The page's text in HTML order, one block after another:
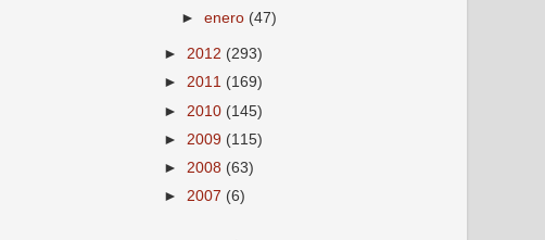
►enero (47)
► 2012 (293)
► 2011 (169)
► 2010 (145)
► 2009 (115)
► 2008 (63)
► 2007 (6)